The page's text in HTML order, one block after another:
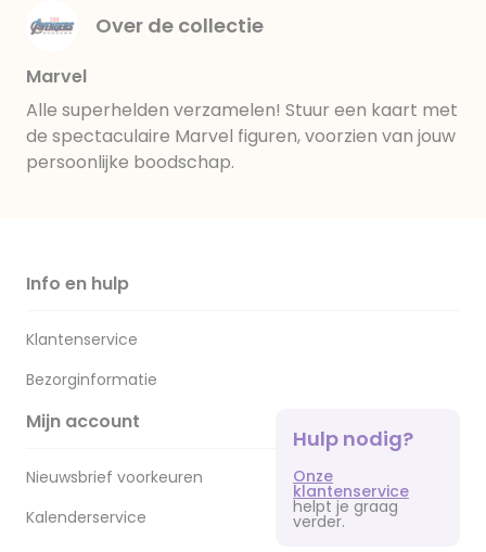
Over de collectie
Marvel
Alle superhelden verzamelen! Stuur een kaart met
de spectaculaire Marvel figuren, voorzien van jouw
persoonlijke boodschap.
Info en hulp
Klantenservice
Bezorginformatie
Mijn account
Nieuwsbrief voorkeuren
Kalenderservice
Hulp nodig?
Onze
klantenservice
helpt je graag
verder.